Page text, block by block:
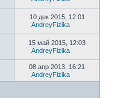
10 дек 2015, 12:01
AndreyFizika
15 май 2015, 12:03
AndreyFizika
08 апр 2013, 16:21
AndreyFizika